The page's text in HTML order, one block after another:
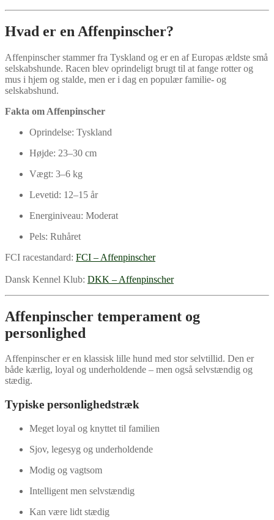
Hvad er en Affenpinscher?
Affenpinscher stammer fra Tyskland og er en af Europas ældste små
selskabshunde. Racen blev oprindeligt brugt til at fange rotter og
mus i hjem og stalde, men er i dag en populær familie- og
selskabshund.
Fakta om Affenpinscher
Oprindelse: Tyskland
Højde: 23–30 cm
Vægt: 3–6 kg
Levetid: 12–15 år
Energiniveau: Moderat
Pels: Ruhåret
FCI racestandard: FCI – Affenpinscher
Dansk Kennel Klub: DKK – Affenpinscher
Affenpinscher temperament og
personlighed
Affenpinscher er en klassisk lille hund med stor selvtillid. Den er
både kærlig, loyal og underholdende – men også selvstændig og
stædig.
Typiske personlighedstræk
Meget loyal og knyttet til familien
Sjov, legesyg og underholdende
Modig og vagtsom
Intelligent men selvstændig
Kan være lidt stædig